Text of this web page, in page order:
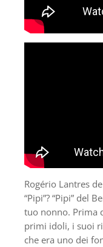
Rogério Lantres
“Pipi”? “Pipi” del
tuo nonno. Prima
primi idoli, i suoi
che era uno dei